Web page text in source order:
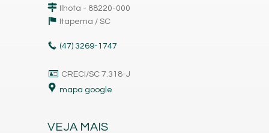
Ilhota - 88220-000
Itapema / SC
(47) 3269-1747
CRECI/SC 7.318-J
mapa google
VEJA MAIS